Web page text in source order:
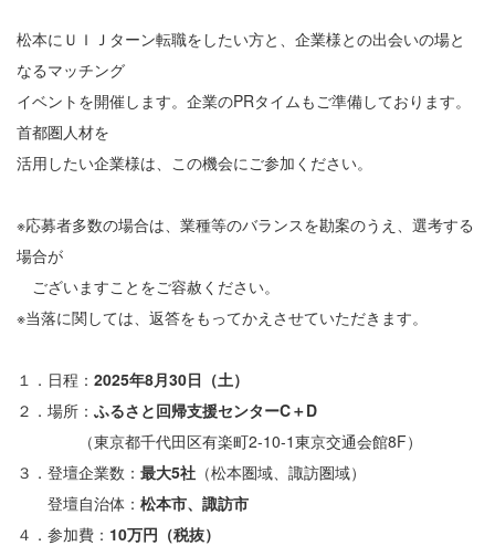
松本にＵＩＪターン転職をしたい方と、企業様との出会いの場と
なるマッチング
イベントを開催します。企業のPRタイムもご準備しております。
首都圏人材を
活用したい企業様は、この機会にご参加ください。
※応募者多数の場合は、業種等のバランスを勘案のうえ、選考する
場合が
ございますことをご容赦ください。
※当落に関しては、返答をもってかえさせていただきます。
１．日程： 2025年8月30日（土）
２．場所： ふるさと回帰支援センターC＋D
（東京都千代田区有楽町2-10-1東京交通会館8F）
３．登壇企業数： 最大5社 （松本圏域、諏訪圏域）
登壇自治体： 松本市、諏訪市
４．参加費： 10万円（税抜）